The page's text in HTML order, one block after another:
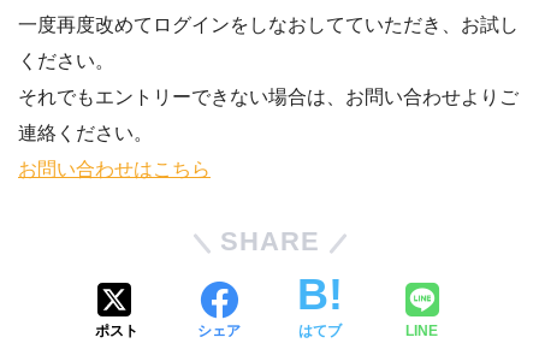
一度再度改めてログインをしなおしてていただき、お試し
ください。
それでもエントリーできない場合は、お問い合わせよりご
連絡ください。
お問い合わせはこちら
SHARE
ポスト シェア はてブ LINE